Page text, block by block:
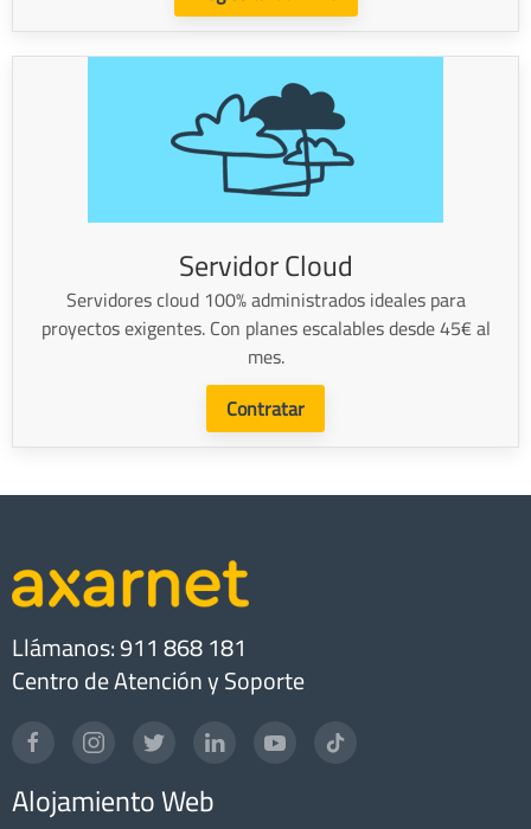
Servidor Cloud
Servidores cloud 100% administrados ideales para
proyectos exigentes. Con planes escalables desde 45€ al
mes.
Contratar
Llámanos: 911 868 181
Centro de Atención y Soporte
Alojamiento Web